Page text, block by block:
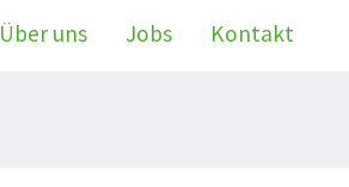
Über uns Jobs Kontakt